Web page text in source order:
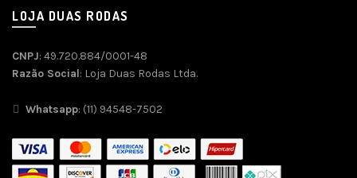
LOJA DUAS RODAS
CNPJ: 49.720.884/0001-48
Razão Social: Loja Duas Rodas Ltda.
Whatsapp: (11) 94548-7502